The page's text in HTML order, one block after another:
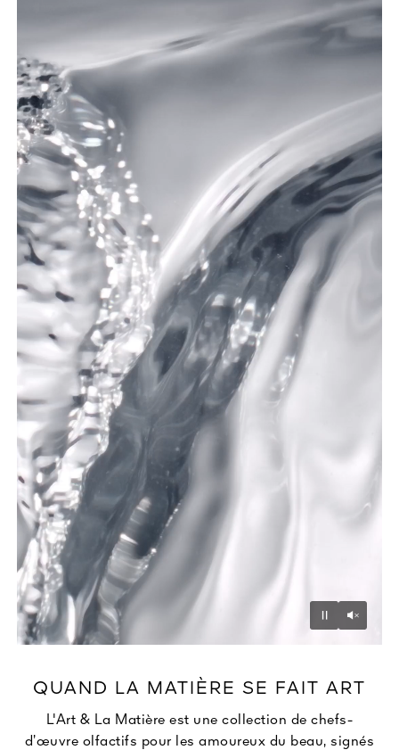
QUAND LA MATIÈRE SE FAIT ART
L'Art & La Matière est une collection de chefs-
d’œuvre olfactifs pour les amoureux du beau, signés